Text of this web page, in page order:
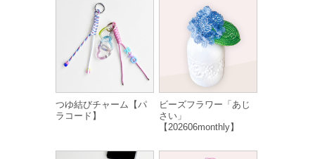
つゆ結びチャーム【パ
ラコード】
ビーズフラワー「あじ
さい」
【202606monthly】